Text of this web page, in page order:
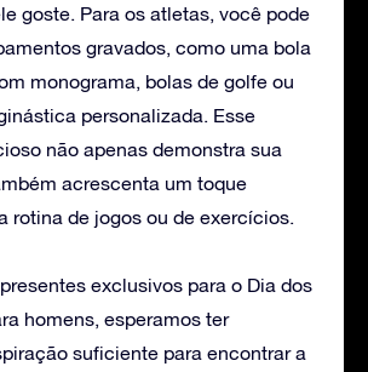
goste. Para os atletas, você pode
gravados, como uma bola
monograma, bolas de golfe ou
personalizada. Esse
não apenas demonstra sua
acrescenta um toque
rotina de jogos ou de exercícios.
exclusivos para o Dia dos
homens, esperamos ter
suficiente para encontrar a